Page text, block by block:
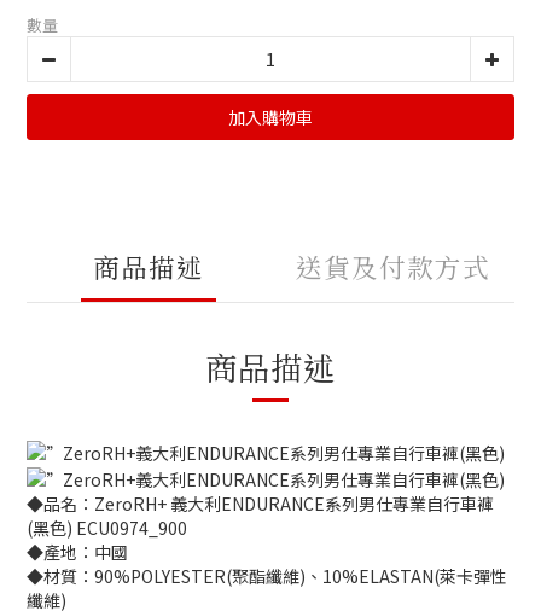
數量
加入購物車
商品描述 送貨及付款方式
商品描述
◆品名：ZeroRH+ 義大利ENDURANCE系列男仕專業自行車褲
(黑色) ECU0974_900
◆產地：中國
◆材質：90%POLYESTER(聚酯纖維)、10%ELASTAN(萊卡彈性
纖維)